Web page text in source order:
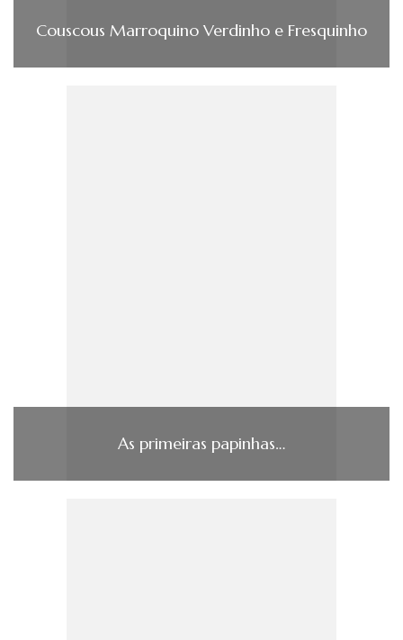
Couscous Marroquino Verdinho e Fresquinho
As primeiras papinhas…